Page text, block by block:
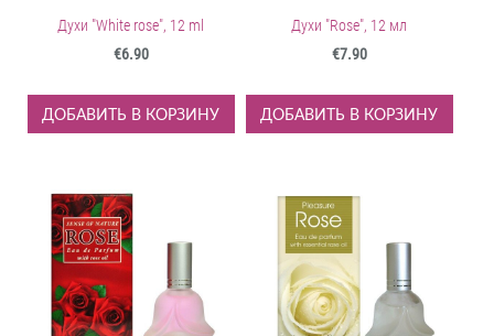
Духи "White rose", 12 ml
€6.90
ДОБАВИТЬ В КОРЗИНУ
Духи "Rose", 12 мл
€7.90
ДОБАВИТЬ В КОРЗИНУ